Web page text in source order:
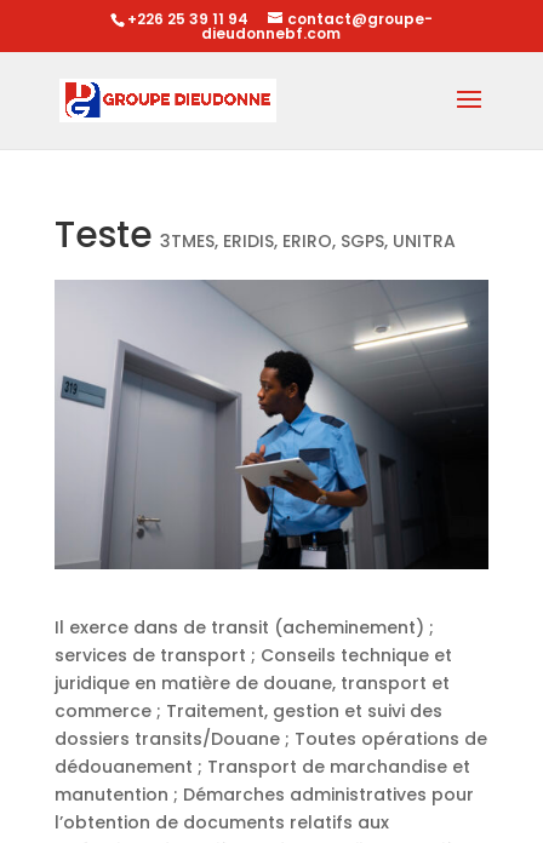
+226 25 39 11 94 contact@groupe-
dieudonnebf.com
Teste 3TMES, ERIDIS, ERIRO, SGPS, UNITRA
Il exerce dans de transit (acheminement) ;
services de transport ; Conseils technique et
juridique en matière de douane, transport et
commerce ; Traitement, gestion et suivi des
dossiers transits/Douane ; Toutes opérations de
dédouanement ; Transport de marchandise et
manutention ; Démarches administratives pour
l’obtention de documents relatifs aux